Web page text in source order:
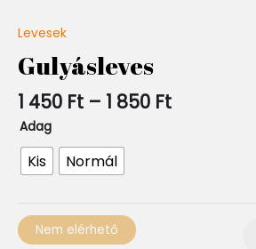
Levesek
Gulyásleves
1 450 Ft – 1 850 Ft-
1
Adag
Kis Normál
Nem elérhető